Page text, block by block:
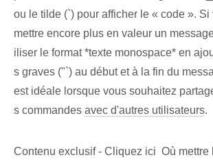
ou le tilde (`) pour afficher le « code ».
mettre encore plus en valeur un
iliser le format *texte monospace* en
s graves ("`) au début et à la fin du
est idéale lorsque vous souhaitez
s commandes avec d'autres utilisateurs.
Contenu exclusif - Cliquez ici Où mettre